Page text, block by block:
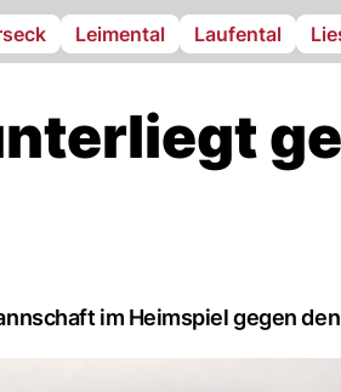
Leimental Laufental
im Heimspiel gegen